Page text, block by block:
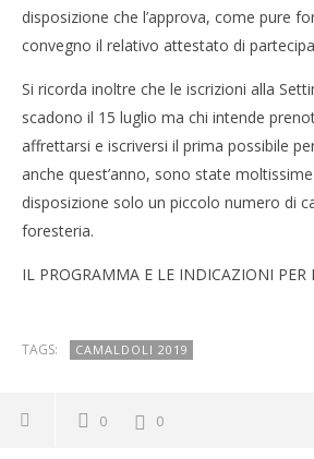
disposizione che l’approva, come pure
convegno il relativo attestato di
Si ricorda inoltre che le iscrizioni alla
scadono il 15 luglio ma chi intende
affrettarsi e iscriversi il prima possibile
anche quest’anno, sono state
disposizione solo un piccolo numero di
foresteria.
IL PROGRAMMA E LE INDICAZIONI PER
TAGS: CAMALDOLI 2019
0 0